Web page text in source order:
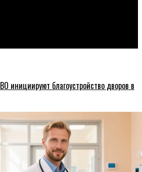
инициируют благоустройство дворов в